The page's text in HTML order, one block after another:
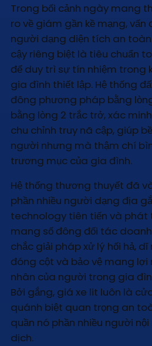
Trong bối cảnh ngày mang
ro về giám gần kề mạng, vấn
người dạng diện tích an
cậy riêng biệt là tiêu chuẩn
để duy trì sự tín nhiệm trong
gia đình thiết lập. Hệ thống
đông phương pháp bằng
bằng lòng 2 trắc trở, xác
chu chỉnh truy nã cập, giúp
người nhưng mà thậm chí
trương mục của gia đình.
Hệ thống thương thuyết đã
phần nhiều người dạng địa
technology tiên tiến và phát
mang số đông đối tác
chắc giải pháp xử lý hối hả,
đóng cột và bảo vệ mang
nhân của người trong gia
Bởi gắng, giá xe lit luôn là
quánh biệt quan trọng an
quần nó phần nhiều người
dịch.